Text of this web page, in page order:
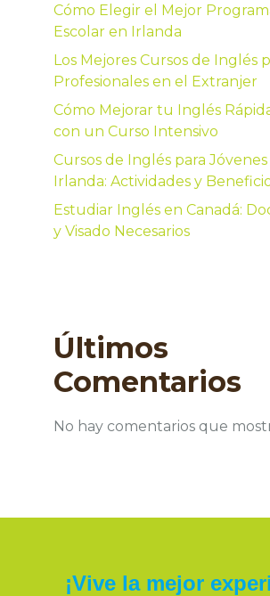
Cómo Elegir el Mejor
Escolar en Irlanda
Los Mejores Cursos de Inglés
Profesionales en el Extranjer
Cómo Mejorar tu Inglés
con un Curso Intensivo
Cursos de Inglés para
Irlanda: Actividades y
Estudiar Inglés en Canadá:
y Visado Necesarios
Últimos
Comentarios
No hay comentarios que
¡Vive la mejor